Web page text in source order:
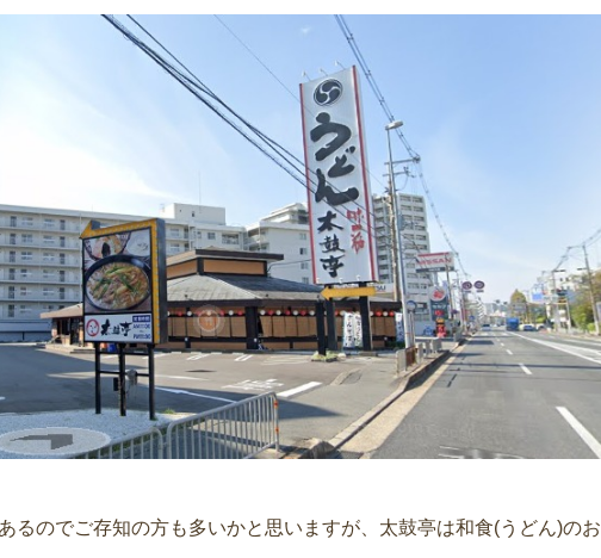
るのでご存知の方も多いかと思いますが、太鼓亭は和食(うどん)のお